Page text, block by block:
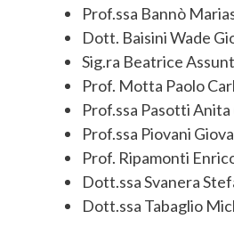
Prof.ssa Bannò
Dott. Baisini Wade
Sig.ra Beatrice
Prof. Motta Paolo
Prof.ssa Pasotti
Prof.ssa Piovani
Prof. Ripamonti
Dott.ssa Svanera
Dott.ssa Tabaglio